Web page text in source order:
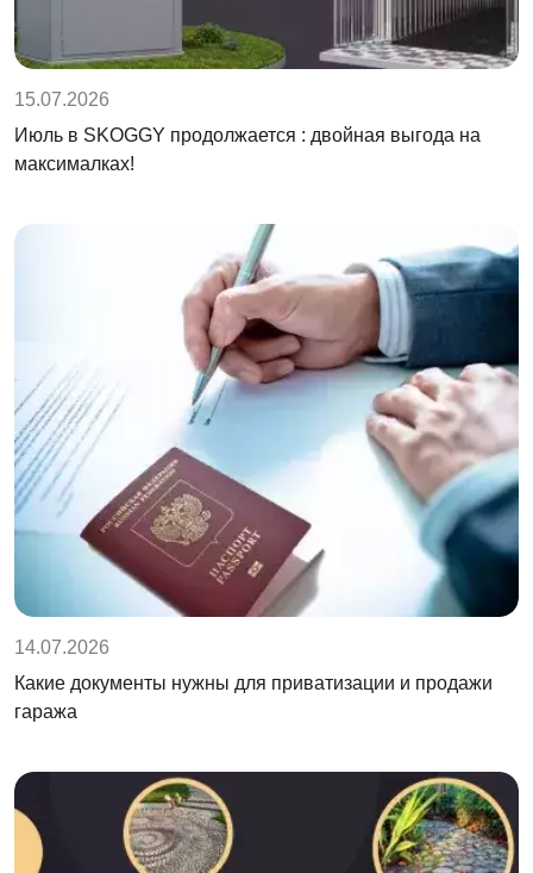
15.07.2026
Июль в SKOGGY продолжается : двойная выгода на
максималках!
14.07.2026
Какие документы нужны для приватизации и продажи
гаража